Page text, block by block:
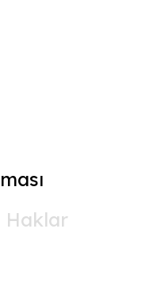
Haklar